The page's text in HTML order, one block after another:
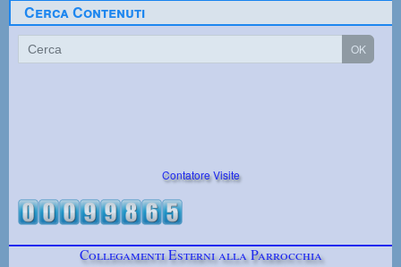
Cerca Contenuti
Contatore Visite
Collegamenti Esterni alla Parrocchia